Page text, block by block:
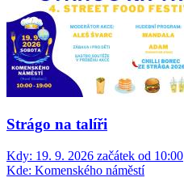
Strágo na talíři
Kdy: 19. 9. 2026 začátek od 10:00
Kde: Komenského náměstí